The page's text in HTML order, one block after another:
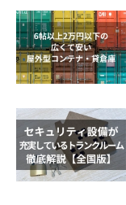
株式会社NORTH SIDE
株式会社トミザワ
株
積水ハウスシャーメゾ
湘南アセット株式会社
株式会社Estlearn
株